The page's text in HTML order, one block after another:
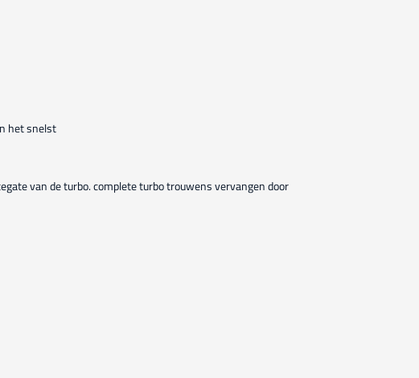
het snelst
van de turbo. complete turbo trouwens vervangen door